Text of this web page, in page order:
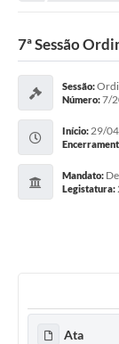
7ª Sessão
Sessão:
Número:7/
Início:29/
Mandato:
Legistatura:
Ata